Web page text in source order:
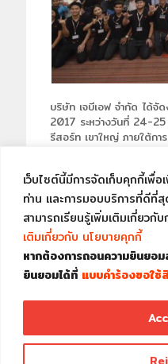
เว็บไซต์นี้มีการจัดเก็บคุกกี้เพื่
ท่าน และการมอบบริการที่ดีที่
สามารถเรียนรู้เพิ่มเติมเกี่ยวกั
เติมเกี่ยวกับ นโยบายคุกกี้
หากต้องการถอนความยินยอม
ยินยอมได้ที่ แบบคำร้องขอใ
บริษัท เจบีเอฟ จำกัด ได้
2017 ระหว่างวันที่ 24-
รีสอร์ท เขาใหญ่ ภายใต้ก
เจบีเอฟและโรงงานผลิตย
ผลิตภัณฑ์อาหารสัตว์และผ
เคมิคอล จำกัด ซึ่งในการจั
อย่างมากจากตัวแทนจำหน่า
ดูรูป